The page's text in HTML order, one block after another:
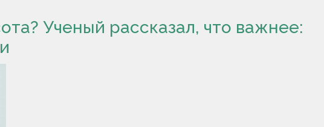
Ученый рассказал, что важнее: